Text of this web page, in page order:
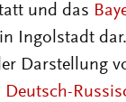
und das
in Ingolstadt
Darstellung
Deutsch-